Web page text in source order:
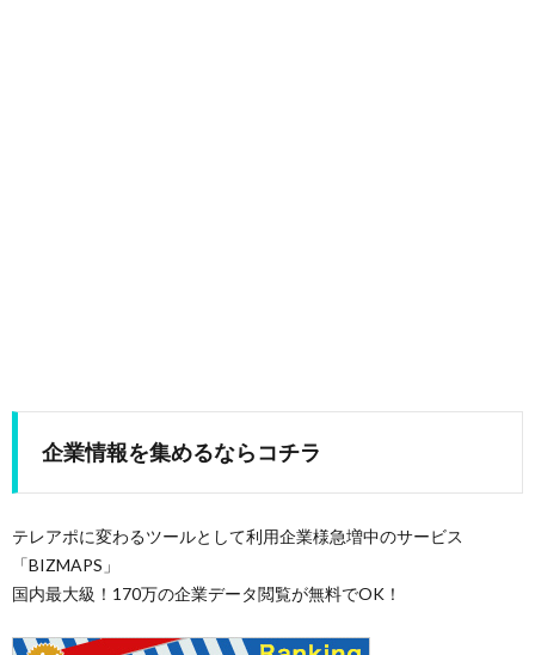
企業情報を集めるならコチラ
テレアポに変わるツールとして利用企業様急増中のサービス
「BIZMAPS」
国内最大級！170万の企業データ閲覧が無料でOK！